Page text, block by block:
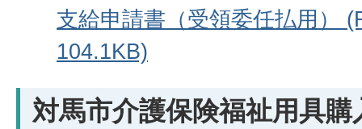
支給申請書（受領委任払用）
104.1KB)
対馬市介護保険福祉用具購